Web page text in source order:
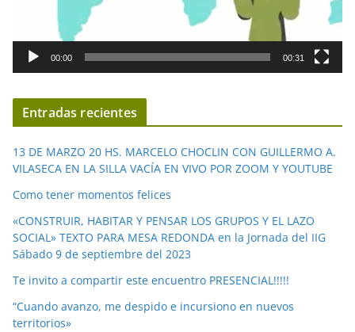
d
í
d
e
o
00:00 00:31
Entradas recientes
13 DE MARZO 20 HS. MARCELO CHOCLIN CON GUILLERMO A.
VILASECA EN LA SILLA VACÍA EN VIVO POR ZOOM Y YOUTUBE
Como tener momentos felices
«CONSTRUIR, HABITAR Y PENSAR LOS GRUPOS Y EL LAZO
SOCIAL» TEXTO PARA MESA REDONDA en la Jornada del IIG
Sábado 9 de septiembre del 2023
Te invito a compartir este encuentro PRESENCIAL!!!!!
“Cuando avanzo, me despido e incursiono en nuevos
territorios»